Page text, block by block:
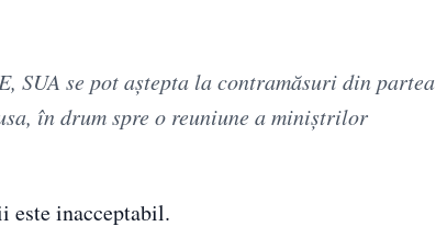
SUA se pot aștepta la contramăsuri din partea
în drum spre o reuniune a miniștrilor
este inacceptabil.